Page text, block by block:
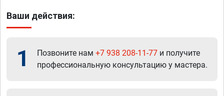
Ваши действия:
1 Позвоните нам +7 938 208-11-77 и получите
профессиональную консультацию у мастера.